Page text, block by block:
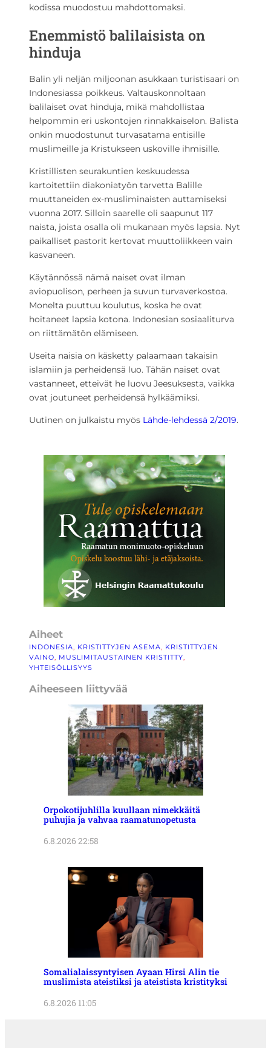
kodissa muodostuu mahdottomaksi.
Enemmistö balilaisista on
hinduja
Balin yli neljän miljoonan asukkaan turistisaari on
Indonesiassa poikkeus. Valtauskonnoltaan
balilaiset ovat hinduja, mikä mahdollistaa
helpommin eri uskontojen rinnakkaiselon. Balista
onkin muodostunut turvasatama entisille
muslimeille ja Kristukseen uskoville ihmisille.
Kristillisten seurakuntien keskuudessa
kartoitettiin diakoniatyön tarvetta Balille
muuttaneiden ex-musliminaisten auttamiseksi
vuonna 2017. Silloin saarelle oli saapunut 117
naista, joista osalla oli mukanaan myös lapsia. Nyt
paikalliset pastorit kertovat muuttoliikkeen vain
kasvaneen.
Käytännössä nämä naiset ovat ilman
aviopuolison, perheen ja suvun turvaverkostoa.
Monelta puuttuu koulutus, koska he ovat
hoitaneet lapsia kotona. Indonesian sosiaaliturva
on riittämätön elämiseen.
Useita naisia on käsketty palaamaan takaisin
islamiin ja perheidensä luo. Tähän naiset ovat
vastanneet, etteivät he luovu Jeesuksesta, vaikka
ovat joutuneet perheidensä hylkäämiksi.
Uutinen on julkaistu myös Lähde-lehdessä 2/2019.
Aiheet
INDONESIA, KRISTITTYJEN ASEMA, KRISTITTYJEN
VAINO, MUSLIMITAUSTAINEN KRISTITTY
YHTEISÖLLISYYS
Aiheeseen liittyvää
Orpokotijuhlilla kuullaan nimekkäitä
puhujia ja vahvaa raamatunopetusta
6.8.2026 22:58
Somalialaissyntyisen Ayaan Hirsi Alin tie
muslimista ateistiksi ja ateistista kristityksi
6.8.2026 11:05